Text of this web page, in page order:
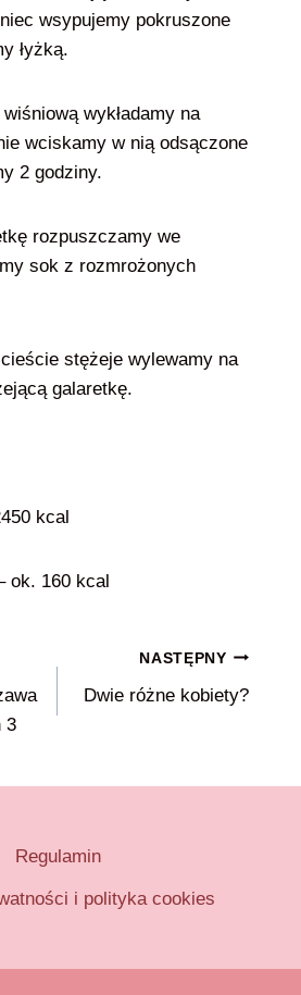
wsypujemy pokruszone
łyżką.
wykładamy na
wciskamy w nią odsączone
2 godziny.
rozpuszczamy we
sok z rozmrożonych
stężeje wylewamy na
galaretkę.
kcal
ok. 160 kcal
3
NASTĘPNY
Dwie różne kobiety?
Regulamin
i polityka cookies